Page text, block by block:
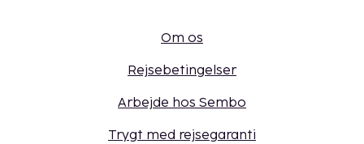
Om os
Rejsebetingelser
Arbejde hos Sembo
Trygt med rejsegaranti